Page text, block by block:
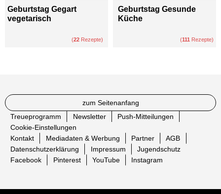
Geburtstag Gegart
vegetarisch
(22 Rezepte)
Geburtstag Gesunde
Küche
(111 Rezepte)
zum Seitenanfang
Treueprogramm
Newsletter
Push-Mitteilungen
Cookie-Einstellungen
Kontakt
Mediadaten & Werbung Partner
AGB
Datenschutzerklärung
Impressum
Jugendschutz
Facebook
Pinterest YouTube Instagram